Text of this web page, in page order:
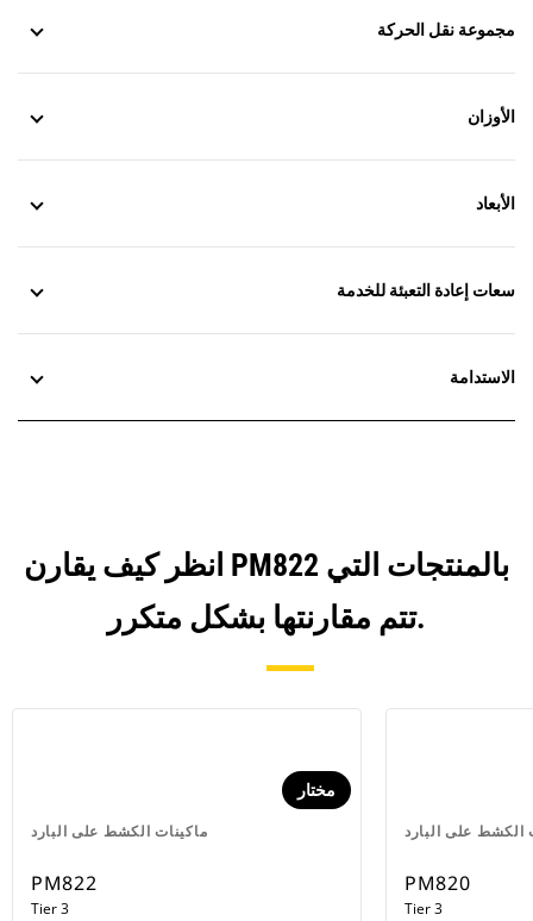
مجموعة نقل الحركة
الأوزان
الأبعاد
سعات إعادة التعبئة للخدمة
الاستدامة
انظر كيف يقارن PM822 بالمنتجات التي
تتم مقارنتها بشكل متكرر.
ماكينات الكشط على البارد
مختار
PM822
Tier 3
الكشط على البارد
PM820
Tier 3